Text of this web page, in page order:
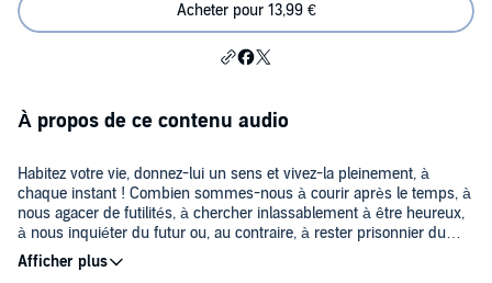
Acheter pour 13,99 €
À propos de ce contenu audio
Habitez votre vie, donnez-lui un sens et vivez-la pleinement, à
chaque instant ! Combien sommes-nous à courir après le temps, à
nous agacer de futilités, à chercher inlassablement à être heureux,
à nous inquiéter du futur ou, au contraire, à rester prisonnier du
passé ? Le risque d'un tel rythme, à des années lumières de
l'instant présent, est d'arriver au bout du chemin sans avoir pu